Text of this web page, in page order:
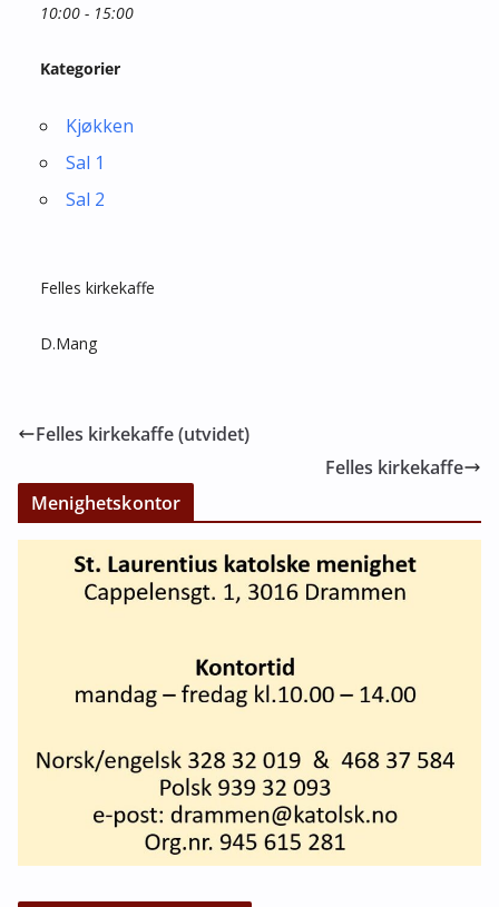
10:00 - 15:00
Kategorier
Kjøkken
Sal 1
Sal 2
Felles kirkekaffe
D.Mang
Felles kirkekaffe (utvidet)
Felles kirkekaffe
Menighetskontor